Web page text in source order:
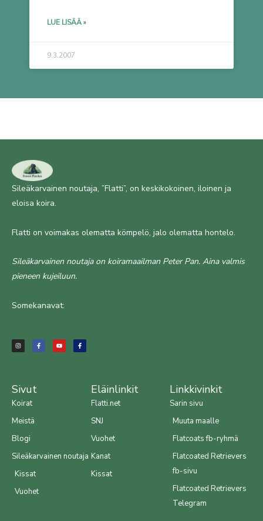
LUE LISÄÄ »
9.3.2007
Sileäkarvainen noutaja, ”Flatti”, on keskikokoinen, iloinen ja
eloisa koira.
Flatti on voimakas olematta kömpelö, jalo olematta hontelo.
Sileäkarvainen noutaja on koiramaailman Peter Pan. Aina valmis
pieneen kujeiluun.
Somekanavat:
s
t
a
c
e
b
u
t
u
c
e
b
Sivut
Koirat
Meistä
Blogi
Sileäkarvainen noutaja
Kissat
Vuohet
Eläinlinkit
Flatti.net
SNJ
Vuohet
Kanat
Kissat
Linkkivinkit
Sarin sivu
Muuta maalle
Flatcoats fb-ryhmä
Flatcoated Retrievers
fb-sivu
Flatcoated Retrievers
Telegram